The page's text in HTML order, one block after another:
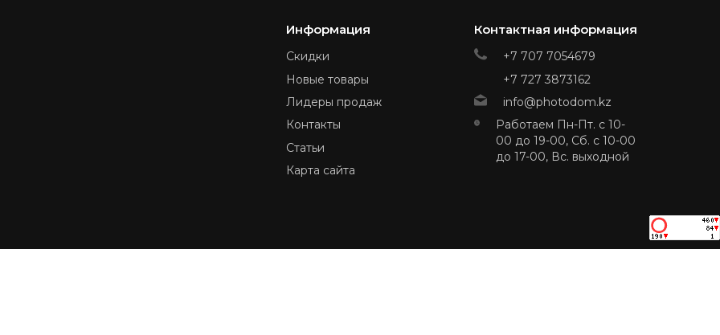
Информация
Скидки
Новые товары
Лидеры продаж
Контакты
Статьи
Карта сайта
Контактная информация
+7 707 7054679
+7 727 3873162
info@photodom.kz
Работаем Пн-Пт. с 10-
00 до 19-00, Сб. с 10-00
до 17-00, Вс. выходной